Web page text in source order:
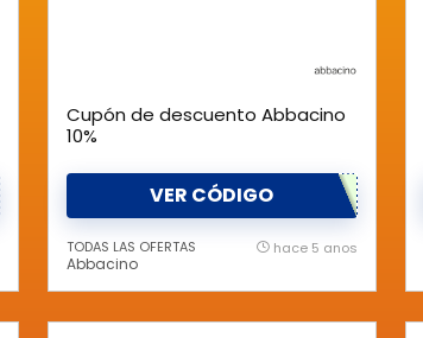
Cupón de descuento Abbacino
10%
VER CÓDIGO
TODAS LAS OFERTAS
Abbacino
hace 5 anos